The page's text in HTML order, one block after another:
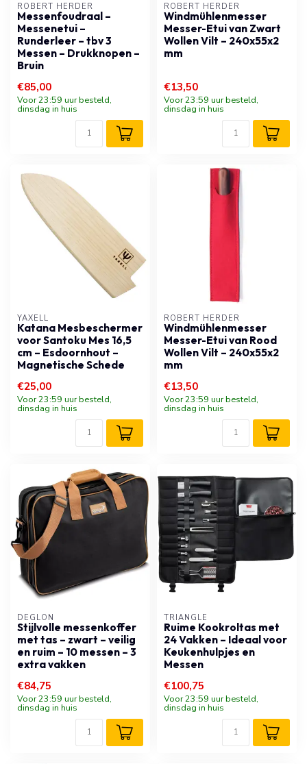
ROBERT HERDER
Messenfoudraal –
Messenetui –
Runderleer – tbv 3
Messen – Drukknopen –
Bruin
€85,00
Voor 23:59 uur besteld,
dinsdag in huis
ROBERT HERDER
Windmühlenmesser
Messer-Etui van Zwart
Wollen Vilt – 240x55x2
mm
€13,50
Voor 23:59 uur besteld,
dinsdag in huis
YAXELL
Katana Mesbeschermer
voor Santoku Mes 16,5
cm – Esdoornhout –
Magnetische Schede
€25,00
Voor 23:59 uur besteld,
dinsdag in huis
ROBERT HERDER
Windmühlenmesser
Messer-Etui van Rood
Wollen Vilt – 240x55x2
mm
€13,50
Voor 23:59 uur besteld,
dinsdag in huis
DÉGLON
Stijlvolle messenkoffer
met tas – zwart – veilig
en ruim – 10 messen – 3
extra vakken
€84,75
Voor 23:59 uur besteld,
dinsdag in huis
TRIANGLE
Ruime Kookroltas met
24 Vakken – Ideaal voor
Keukenhulpjes en
Messen
€100,75
Voor 23:59 uur besteld,
dinsdag in huis